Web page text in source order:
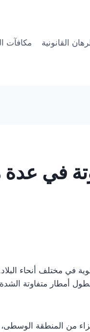
القانونية مكافآت
في
نوفمبر 2025، حالة من التقلبات الجوية
أمطار متفاوتة
من المنطقة